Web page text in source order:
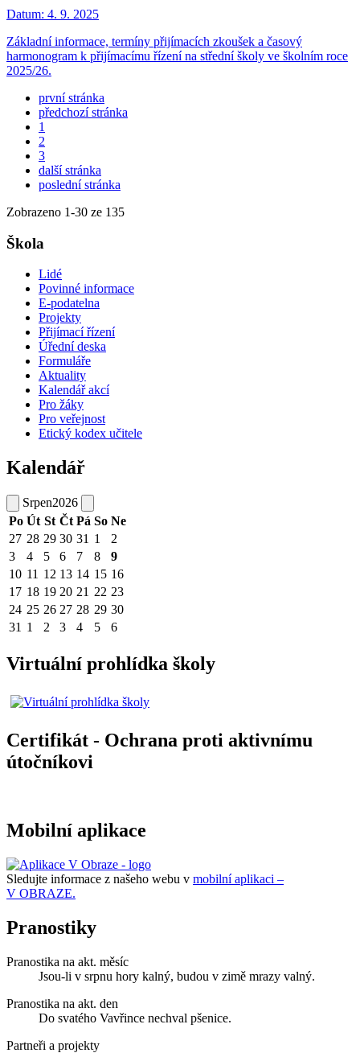
Datum: 4. 9. 2025
Základní informace, termíny přijímacích zkoušek a časový
harmonogram k přijímacímu řízení na střední školy ve školním roce
2025/26.
první stránka
předchozí stránka
1
2
3
další stránka
poslední stránka
Zobrazeno 1-30 ze 135
Škola
Lidé
Povinné informace
E-podatelna
Projekty
Přijímací řízení
Úřední deska
Formuláře
Aktuality
Kalendář akcí
Pro žáky
Pro veřejnost
Etický kodex učitele
Kalendář
Srpen2026
Po Út St Čt Pá So Ne
27 28 29 30 31 1
2
3
4 5 6 7 8
9
10 11 12 13 14 15 16
17 18 19 20 21 22 23
24 25 26 27 28 29 30
31 1 2 3 4 5 6
Virtuální prohlídka školy
Certifikát - Ochrana proti aktivnímu
útočníkovi
Mobilní aplikace
Sledujte informace z našeho webu v mobilní aplikaci –
V OBRAZE.
Pranostiky
Pranostika na akt. měsíc
Jsou-li v srpnu hory kalný, budou v zimě mrazy valný.
Pranostika na akt. den
Do svatého Vavřince nechval pšenice.
Partneři a projekty